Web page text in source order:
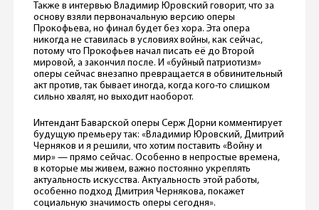
Также в интервью Владимир Юровский говорит, что за
основу взяли первоначальную версию оперы
Прокофьева, но финал будет без хора. Эта опера
никогда не ставилась в условиях войны, как сейчас,
потому что Прокофьев начал писать её до Второй
мировой, а закончил после. И «буйный патриотизм»
оперы сейчас внезапно превращается в обвинительный
акт против, так бывает иногда, когда кого-то слишком
сильно хвалят, но выходит наоборот.
Интендант Баварской оперы Серж Дорни комментирует
будущую премьеру так: «Владимир Юровский, Дмитрий
Черняков и я решили, что хотим поставить «Войну и
мир» — прямо сейчас. Особенно в непростые времена,
в которые мы живем, важно постоянно укреплять
актуальность искусства. Актуальность этой работы,
особенно подход Дмитрия Чернякова, покажет
социальную значимость оперы сегодня».